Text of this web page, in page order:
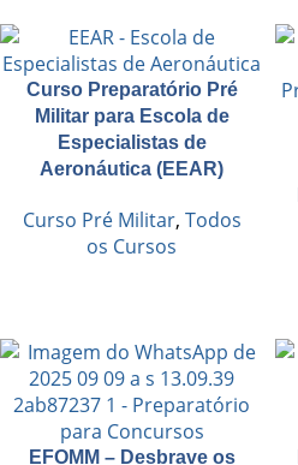
Curso Preparatório Pré
Militar para Escola de
Especialistas de
Aeronáutica (EEAR)
Curso Pré Militar, Todos
os Cursos
EFOMM – Desbrave os